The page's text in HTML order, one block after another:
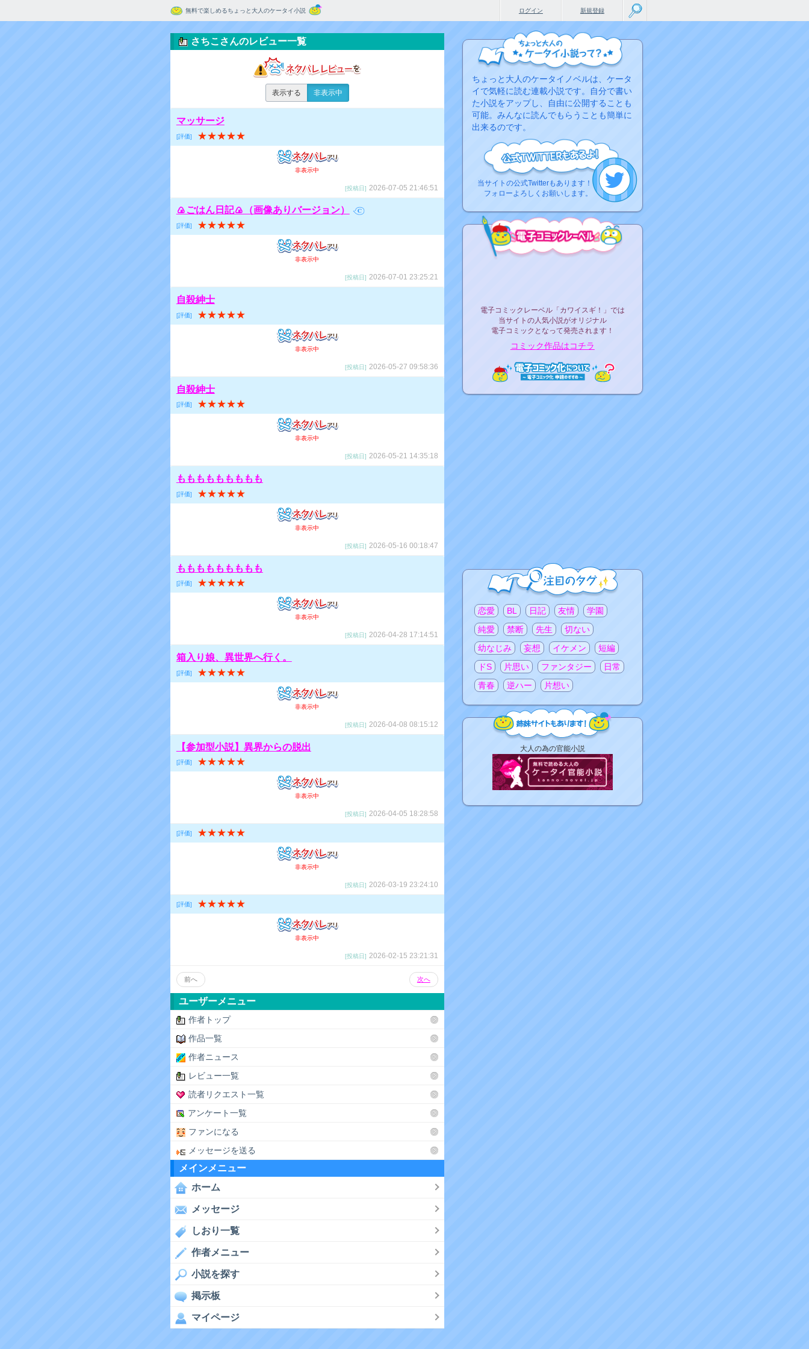
無料で楽しめるちょっと大人のケータイ小説 新規登録
ログイン
さちこさんのレビュー一覧
表示する 非表示中
マッサージ
[評価] ★★★★★
非表示中
[投稿日] 2026-07-05 21:46:51
🍙ごはん日記🍙（画像ありバージョン）
[評価] ★★★★★
非表示中
[投稿日] 2026-07-01 23:25:21
自殺紳士
[評価] ★★★★★
非表示中
[投稿日] 2026-05-27 09:58:36
自殺紳士
[評価] ★★★★★
非表示中
[投稿日] 2026-05-21 14:35:18
ももももももももも
[評価] ★★★★★
非表示中
[投稿日] 2026-05-16 00:18:47
ももももももももも
[評価] ★★★★★
非表示中
[投稿日] 2026-04-28 17:14:51
箱入り娘、異世界へ行く。
[評価] ★★★★★
非表示中
[投稿日] 2026-04-08 08:15:12
【参加型小説】異界からの脱出
[評価] ★★★★★
非表示中
[投稿日] 2026-04-05 18:28:58
[評価] ★★★★★
非表示中
[投稿日] 2026-03-19 23:24:10
[評価] ★★★★★
非表示中
[投稿日] 2026-02-15 23:21:31
前へ 次へ
ユーザーメニュー
作者トップ
作品一覧
作者ニュース
レビュー一覧
読者リクエスト一覧
アンケート一覧
ファンになる
メッセージを送る
メインメニュー
ホーム
メッセージ
しおり一覧
作者メニュー
小説を探す
掲示板
マイページ
ちょっと大人のケータイノベルは、ケータ
イで気軽に読む連載小説です。自分で書い
た小説をアップし、自由に公開することも
可能。みんなに読んでもらうことも簡単に
出来るのです。
当サイトの公式Twitterもあります！
フォローよろしくお願いします。
電子コミックレーベル「カワイスギ！」では
当サイトの人気小説がオリジナル
電子コミックとなって発売されます！
コミック作品はコチラ
注目のタグ
恋愛 BL 日記 友情
学園
純愛
禁断 先生
切ない
幼なじみ
妄想 イケメン
短編
ドS
片思い ファンタジー
日常
青春
逆ハー 片想い
リ
大人の為の官能小説